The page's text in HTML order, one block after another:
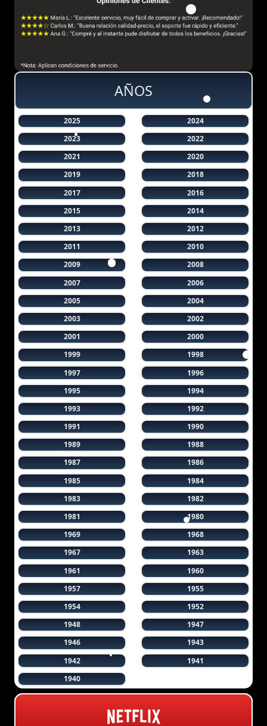
AÑOS
2025
2024
2023
2022
2021
2020
2019
2018
2017
2016
2015
2014
2013
2012
2011
2010
2009
2008
2007
2006
2005
2004
2003
2002
2001
2000
1999
1998
1997
1996
1995
1994
1993
1992
1991
1990
1989
1988
1987
1986
1985
1984
1983
1982
1981
1980
1969
1968
1967
1963
1961
1960
1957
1955
1954
1952
1948
1947
1946
1943
1942
1941
1940